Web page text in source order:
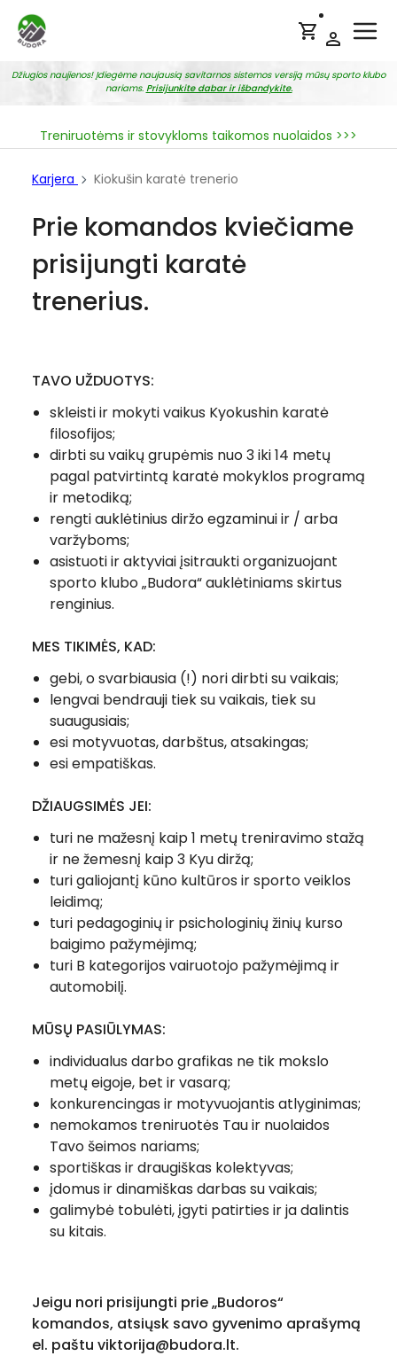
Džiugios naujienos! Įdiegėme naujausią savitarnos sistemos versiją mūsų sporto klubo
nariams. Prisijunkite dabar ir išbandykite.
Treniruotėms ir stovykloms taikomos nuolaidos >>>
Karjera Kiokušin karatė trenerio
Prie komandos kviečiame
prisijungti karatė
trenerius.
TAVO UŽDUOTYS:
skleisti ir mokyti vaikus Kyokushin karatė
filosofijos;
dirbti su vaikų grupėmis nuo 3 iki 14 metų
pagal patvirtintą karatė mokyklos programą
ir metodiką;
rengti auklėtinius diržo egzaminui ir / arba
varžyboms;
asistuoti ir aktyviai įsitraukti organizuojant
sporto klubo „Budora“ auklėtiniams skirtus
renginius.
MES TIKIMĖS, KAD:
gebi, o svarbiausia (!) nori dirbti su vaikais;
lengvai bendrauji tiek su vaikais, tiek su
suaugusiais;
esi motyvuotas, darbštus, atsakingas;
esi empatiškas.
DŽIAUGSIMĖS JEI:
turi ne mažesnį kaip 1 metų treniravimo stažą
ir ne žemesnį kaip 3 Kyu diržą;
turi galiojantį kūno kultūros ir sporto veiklos
leidimą;
turi pedagoginių ir psichologinių žinių kurso
baigimo pažymėjimą;
turi B kategorijos vairuotojo pažymėjimą ir
automobilį.
MŪSŲ PASIŪLYMAS:
individualus darbo grafikas ne tik mokslo
metų eigoje, bet ir vasarą;
konkurencingas ir motyvuojantis atlyginimas;
nemokamos treniruotės Tau ir nuolaidos
Tavo šeimos nariams;
sportiškas ir draugiškas kolektyvas;
įdomus ir dinamiškas darbas su vaikais;
galimybė tobulėti, įgyti patirties ir ja dalintis
su kitais.
Jeigu nori prisijungti prie „Budoros“
komandos, atsiųsk savo gyvenimo aprašymą
el. paštu viktorija@budora.lt.